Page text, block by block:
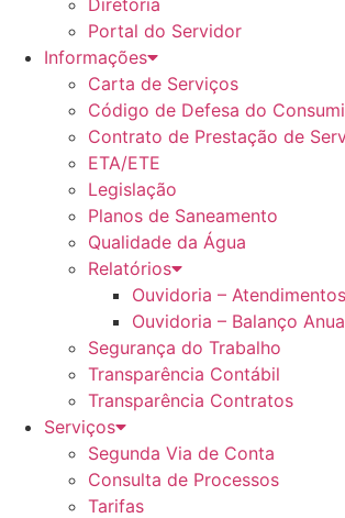
Portal do Servidor
Informações
Carta de Serviços
Código de Defesa do
Contrato de Prestação de
ETA/ETE
Legislação
Planos de Saneamento
Qualidade da Água
Relatórios
Ouvidoria – Atendimentos
Ouvidoria – Balanço
Segurança do Trabalho
Transparência Contábil
Transparência Contratos
Serviços
Segunda Via de Conta
Consulta de Processos
Tarifas